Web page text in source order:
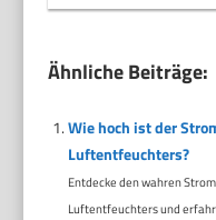
Ähnliche Beiträge:
Wie hoch ist der
Luftentfeuchters?
Entdecke den wahren
Luftentfeuchters und